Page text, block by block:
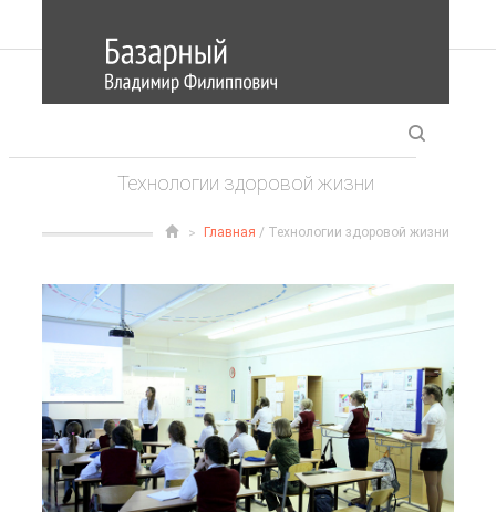
Технологии здоровой жизни
Главная / Технологии здоровой жизни